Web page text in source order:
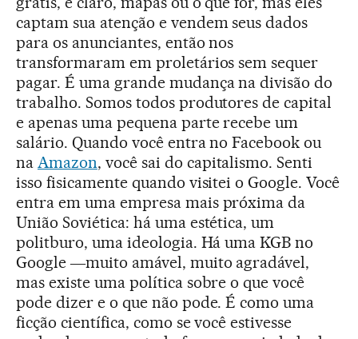
captam sua atenção e vendem seus dados
para os anunciantes, então nos
transformaram em proletários sem sequer
pagar. É uma grande mudança na divisão do
trabalho. Somos todos produtores de capital
e apenas uma pequena parte recebe um
salário. Quando você entra no Facebook ou
na Amazon, você sai do capitalismo. Senti
isso fisicamente quando visitei o Google. Você
entra em uma empresa mais próxima da
União Soviética: há uma estética, um
politburo, uma ideologia. Há uma KGB no
Google ―muito amável, muito agradável,
mas existe uma política sobre o que você
pode dizer e o que não pode. É como uma
ficção científica, como se você estivesse